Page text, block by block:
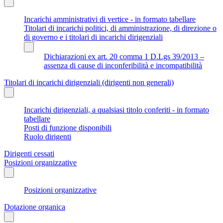
Incarichi amministrativi di vertice - in formato tabellare
Titolari di incarichi politici, di amministrazione, di direzione o
di governo e i titolari di incarichi dirigenziali
Dichiarazioni ex art. 20 comma 1 D.Lgs 39/2013 –
assenza di cause di inconferibilità e incompatibilità
Titolari di incarichi dirigenziali (dirigenti non generali)
Incarichi dirigenziali, a qualsiasi titolo conferiti - in formato
tabellare
Posti di funzione disponibili
Ruolo dirigenti
Dirigenti cessati
Posizioni organizzative
Posizioni organizzative
Dotazione organica